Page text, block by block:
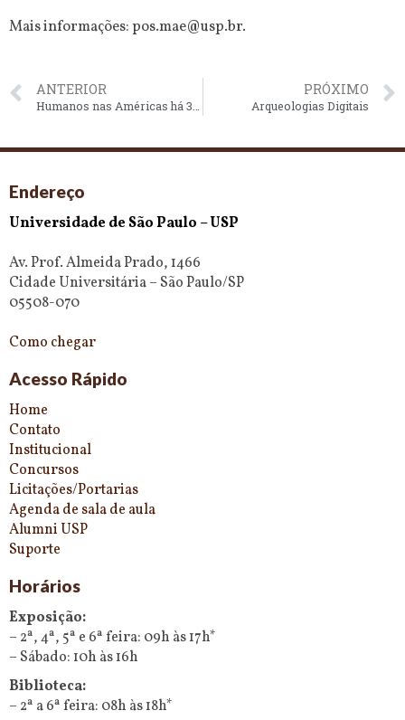
Mais informações: pos.mae@usp.br.
ANTERIOR PRÓXIMO
Arqueologias Digitais
Endereço
Universidade de São Paulo – USP
Av. Prof. Almeida Prado, 1466
Cidade Universitária – São Paulo/SP
05508-070
Como chegar
Acesso Rápido
Home
Contato
Institucional
Concursos
Licitações/Portarias
Agenda de sala de aula
Alumni USP
Suporte
Horários
Exposição:
– 2ª, 4ª, 5ª e 6ª feira: 09h às 17h*
– Sábado: 10h às 16h
Biblioteca:
– 2ª a 6ª feira: 08h às 18h*